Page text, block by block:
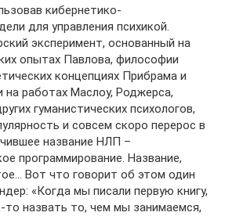
кибернетико-
для управления психикой.
эксперимент, основанный на
опытах Павлова, философии
концепциях Прибрама и
работах Маслоу, Роджерса,
гуманистических психологов,
и совсем скоро перерос в
название НЛП –
программирование. Название,
Вот что говорит об этом один
«Когда мы писали первую книгу,
назвать то, чем мы занимаемся,